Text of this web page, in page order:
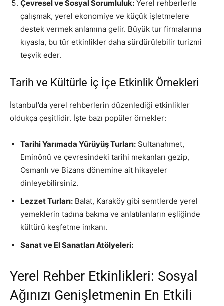
Çevresel ve Sosyal Sorumluluk: Yerel rehberlerle
çalışmak, yerel ekonomiye ve küçük işletmelere
destek vermek anlamına gelir. Büyük tur firmalarına
kıyasla, bu tür etkinlikler daha sürdürülebilir turizmi
teşvik eder.
Tarih ve Kültürle İç İçe Etkinlik Örnekleri
İstanbul’da yerel rehberlerin düzenlediği etkinlikler
oldukça çeşitlidir. İşte bazı popüler örnekler:
Tarihi Yarımada Yürüyüş Turları: Sultanahmet,
Eminönü ve çevresindeki tarihi mekanları gezip,
Osmanlı ve Bizans dönemine ait hikayeler
dinleyebilirsiniz.
Lezzet Turları: Balat, Karaköy gibi semtlerde yerel
yemeklerin tadına bakma ve anlatılanların eşliğinde
kültürü keşfetme imkanı.
Sanat ve El Sanatları Atölyeleri:
Yerel Rehber Etkinlikleri: Sosyal
Ağınızı Genişletmenin En Etkili